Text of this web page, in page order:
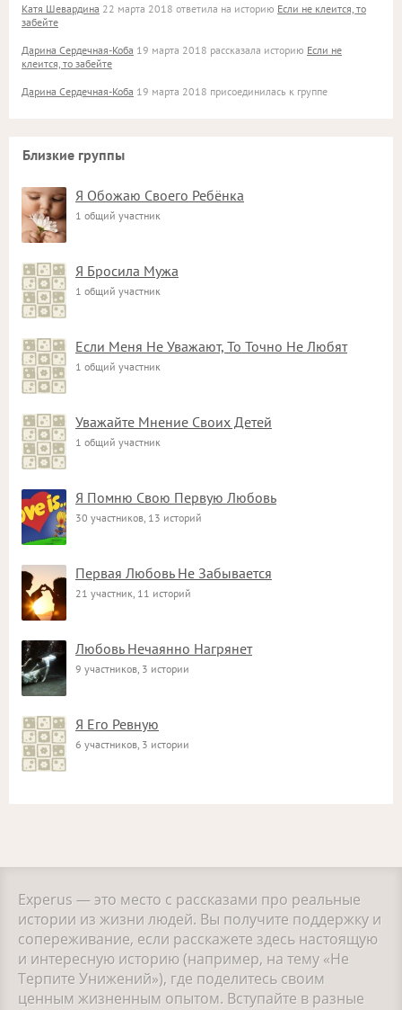
Катя Шевардина 22 марта 2018 ответила на историю Если не клеится, то
забейте
Дарина Сердечная-Коба 19 марта 2018 рассказала историю Если не
клеится, то забейте
Дарина Сердечная-Коба 19 марта 2018 присоединилась к группе
Близкие группы
Я Обожаю Своего Ребёнка
1 общий участник
Я Бросила Мужа
1 общий участник
Если Меня Не Уважают, То Точно Не Любят
1 общий участник
Уважайте Мнение Своих Детей
1 общий участник
Я Помню Свою Первую Любовь
30 участников, 13 историй
Первая Любовь Не Забывается
21 участник, 11 историй
Любовь Нечаянно Нагрянет
9 участников, 3 истории
Я Его Ревную
6 участников, 3 истории
Experus — это место с рассказами про реальные
истории из жизни людей. Вы получите поддержку и
сопереживание, если расскажете здесь настоящую
и интересную историю (например, на тему «Не
Терпите Унижений»), где поделитесь своим
ценным жизненным опытом. Вступайте в разные